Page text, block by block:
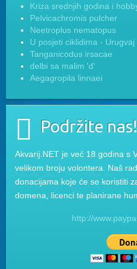
Kriza srednjih godina i
Pelvicachromis pulcher
Neetroplus nematopus
U posjeti ciklidima - Urugvaj
Tanganicodus irsacae
delbi sa malim 'd'
Aegagropila linnaei
Podržite nas!
Akvarij.NET je već 18 godina s
velikom broju volontera. Naš
donacijama koje će se koristiti
domena, licenci te planirane
http://